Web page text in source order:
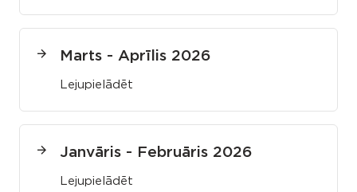
Marts - Aprīlis 2026
Lejupielādēt
Janvāris - Februāris 2026
Lejupielādēt